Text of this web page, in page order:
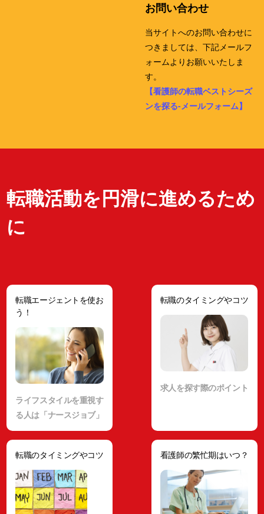
お問い合わせ
当サイトへのお問い合わせに
つきましては、下記メールフ
ォームよりお願いいたしま
す。
【看護師の転職ベストシーズ
ンを探る-メールフォーム】
転職活動を円滑に進めるため
に
転職エージェントを使お
う！
ライフスタイルを重視す
る人は「ナースジョブ」
転職のタイミングやコツ
求人を探す際のポイント
転職のタイミングやコツ 看護師の繁忙期はいつ？